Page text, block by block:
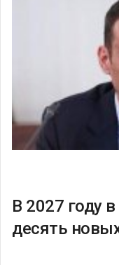
В 2027 году
десять